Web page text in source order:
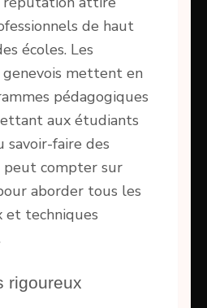
de haut
écoles. Les
mettent en
pédagogiques
aux étudiants
savoir-faire des
peut compter sur
aborder tous les
et techniques
rigoureux